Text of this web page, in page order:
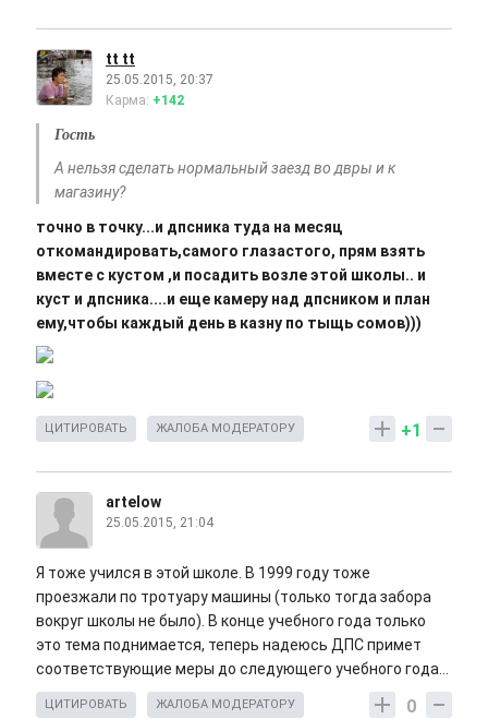
tt tt
25.05.2015, 20:37
Карма: +142
Гость
А нельзя сделать нормальный заезд во двры и к
магазину?
точно в точку...и дпсника туда на месяц
откомандировать,самого глазастого, прям взять
вместе с кустом ,и посадить возле этой школы.. и
куст и дпсника....и еще камеру над дпсником и план
ему,чтобы каждый день в казну по тыщь сомов)))
+1
ЦИТИРОВАТЬ ЖАЛОБА МОДЕРАТОРУ
artelow
25.05.2015, 21:04
Я тоже учился в этой школе. В 1999 году тоже
проезжали по тротуару машины (только тогда забора
вокруг школы не было). В конце учебного года только
это тема поднимается, теперь надеюсь ДПС примет
соответствующие меры до следующего учебного года...
0
ЦИТИРОВАТЬ ЖАЛОБА МОДЕРАТОРУ